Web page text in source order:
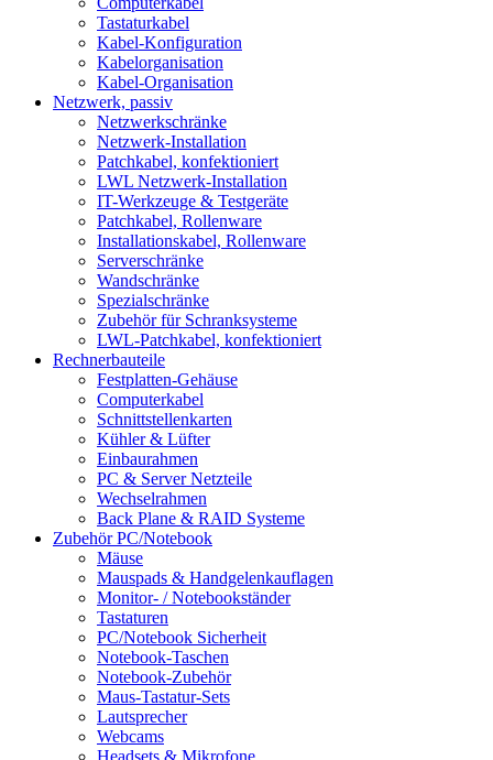
Tastaturkabel
Kabel-Konfiguration
Kabelorganisation
Kabel-Organisation
Netzwerk, passiv
Netzwerkschränke
Netzwerk-Installation
Patchkabel, konfektioniert
LWL Netzwerk-Installation
IT-Werkzeuge & Testgeräte
Patchkabel, Rollenware
Installationskabel, Rollenware
Serverschränke
Wandschränke
Spezialschränke
Zubehör für Schranksysteme
LWL-Patchkabel, konfektioniert
Rechnerbauteile
Festplatten-Gehäuse
Computerkabel
Schnittstellenkarten
Kühler & Lüfter
Einbaurahmen
PC & Server Netzteile
Wechselrahmen
Back Plane & RAID Systeme
Zubehör PC/Notebook
Mäuse
Mauspads & Handgelenkauflagen
Monitor- / Notebookständer
Tastaturen
PC/Notebook Sicherheit
Notebook-Taschen
Notebook-Zubehör
Maus-Tastatur-Sets
Lautsprecher
Webcams
Headsets & Mikrofone